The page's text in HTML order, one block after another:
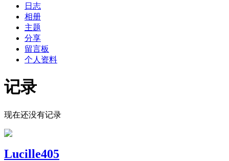
日志
相册
主题
分享
留言板
个人资料
记录
现在还没有记录
Lucille405